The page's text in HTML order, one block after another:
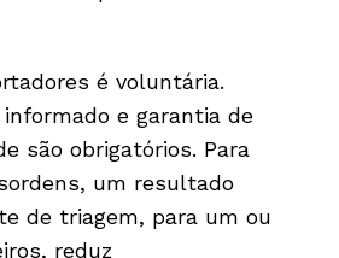
é voluntária.
e garantia de
são obrigatórios. Para
um resultado
de triagem, para um ou
reduz